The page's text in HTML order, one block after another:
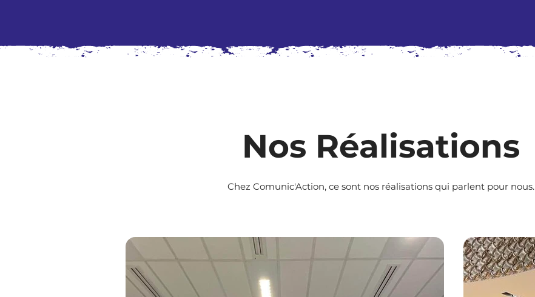
Nos Réalisations
Chez Comunic'Action, ce sont nos réalisations qui parlent pour nous.